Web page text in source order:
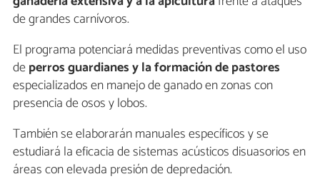
de grandes carnívoros.
El programa potenciará medidas preventivas como el uso
deperros guardianes y la formación de pastores
especializados en manejo de ganado en zonas con
presencia de osos y lobos.
También se elaborarán manuales específicos y se
estudiará la eficacia de sistemas acústicos disuasorios en
áreas con elevada presión de depredación.